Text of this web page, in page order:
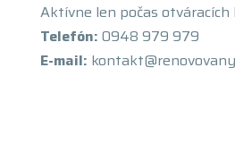
Aktívne len počas otváracích
Telefón: 0948 979 979
E-mail: